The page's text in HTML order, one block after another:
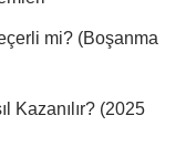
mi? (Boşanma
Kazanılır? (2025